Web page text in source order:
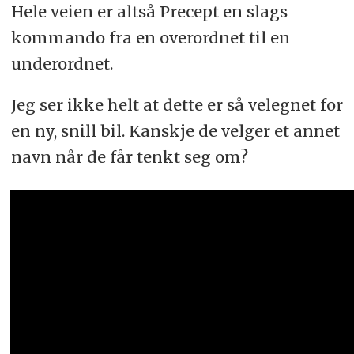
Hele veien er altså Precept en slags
kommando fra en overordnet til en
underordnet.
Jeg ser ikke helt at dette er så velegnet for
en ny, snill bil. Kanskje de velger et annet
navn når de får tenkt seg om?